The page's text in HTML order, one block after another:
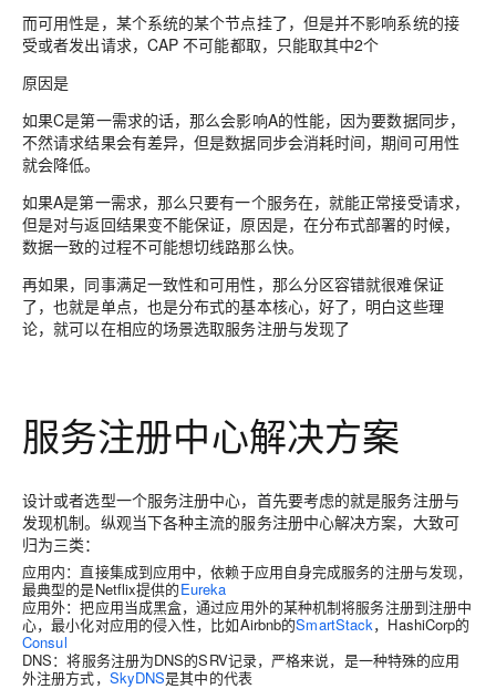
而可用性是，某个系统的某个节点挂了，但是并不影响系统的接
受或者发出请求，CAP 不可能都取，只能取其中2个
原因是
如果C是第一需求的话，那么会影响A的性能，因为要数据同步，
不然请求结果会有差异，但是数据同步会消耗时间，期间可用性
就会降低。
如果A是第一需求，那么只要有一个服务在，就能正常接受请求，
但是对与返回结果变不能保证，原因是，在分布式部署的时候，
数据一致的过程不可能想切线路那么快。
再如果，同事满足一致性和可用性，那么分区容错就很难保证
了，也就是单点，也是分布式的基本核心，好了，明白这些理
论，就可以在相应的场景选取服务注册与发现了
服务注册中心解决方案
设计或者选型一个服务注册中心，首先要考虑的就是服务注册与
发现机制。纵观当下各种主流的服务注册中心解决方案，大致可
归为三类：
应用内：直接集成到应用中，依赖于应用自身完成服务的注册与发现，
最典型的是Netflix提供的Eureka
应用外：把应用当成黑盒，通过应用外的某种机制将服务注册到注册中
心，最小化对应用的侵入性，比如Airbnb的SmartStack，HashiCorp的
Consul
DNS：将服务注册为DNS的SRV记录，严格来说，是一种特殊的应用
外注册方式， SkyDNS是其中的代表